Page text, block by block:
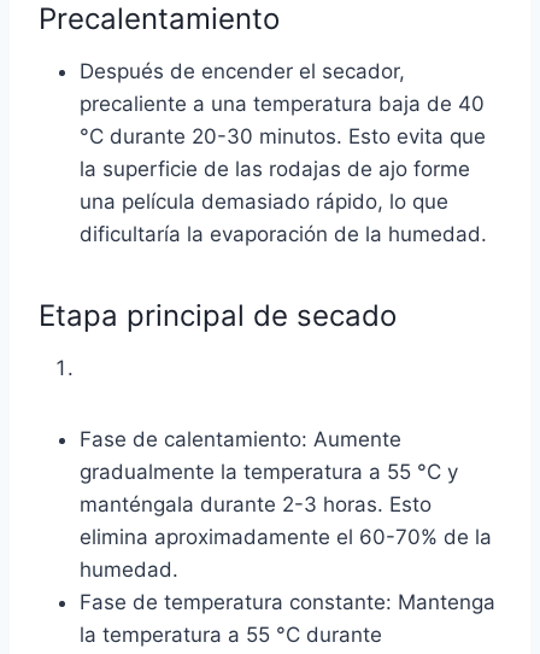
Precalentamiento
Después de encender el secador,
precaliente a una temperatura baja de 40
°C durante 20-30 minutos. Esto evita que
la superficie de las rodajas de ajo forme
una película demasiado rápido, lo que
dificultaría la evaporación de la humedad.
Etapa principal de secado
Fase de calentamiento: Aumente
gradualmente la temperatura a 55 °C y
manténgala durante 2-3 horas. Esto
elimina aproximadamente el 60-70% de la
humedad.
Fase de temperatura constante: Mantenga
la temperatura a 55 °C durante